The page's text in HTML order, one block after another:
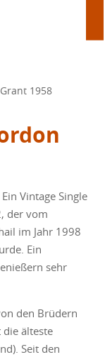
1958
Vintage Single
der vom
im Jahr 1998
Ein
sehr
den Brüdern
die älteste
Seit den